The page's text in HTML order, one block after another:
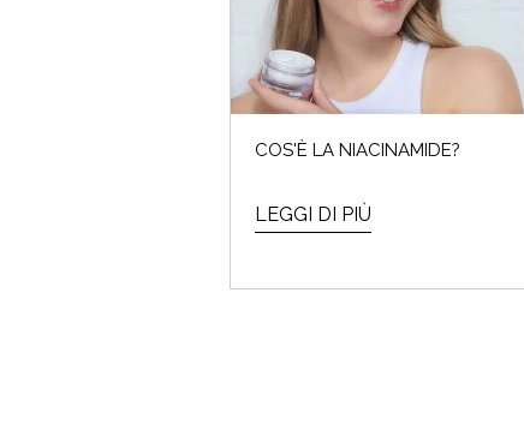
COS'È LA NIACINAMIDE?
LEGGI DI PIÙ